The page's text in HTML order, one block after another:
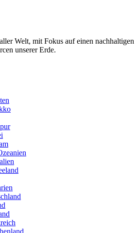
Welt, mit Fokus auf einen nachhaltigen
unserer Erde.